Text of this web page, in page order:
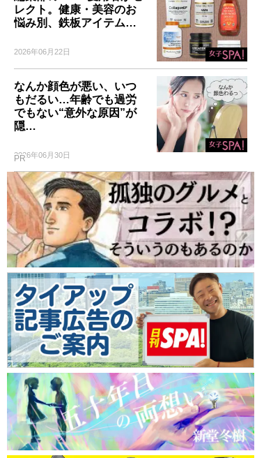
レクト。健康・美容のお
悩み別、鉄板アイテム…
2026年06月22日
なんか顔色が悪い、いつ
もだるい…年齢でも過労
でもない“意外な原因”が
隠…
2026年06月30日
PR